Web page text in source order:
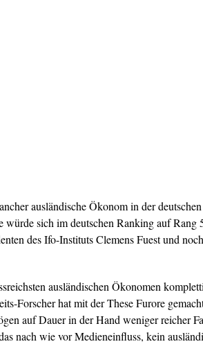
ausländische Ökonom in der
würde sich im deutschen Ranking auf Rang
des Ifo-Instituts Clemens Fuest und
ausländischen Ökonomen
Forscher hat mit der These Furore
auf Dauer in der Hand weniger reicher
nach wie vor Medieneinfluss, kein